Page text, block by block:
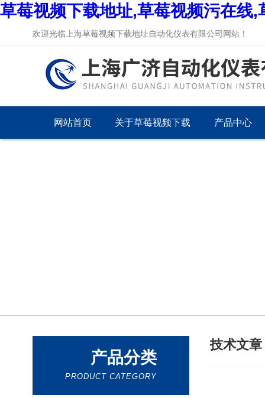
草莓视频下载地址,草莓视频污在线
欢迎光临上海草莓视频下载地址自动化仪表有限公司网站！
网站首页 关于草莓视频下载 产品中心
产品分类
PRODUCT CATEGORY
技术文章